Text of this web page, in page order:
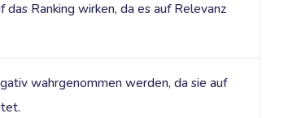
Ranking wirken, da es auf Relevanz
wahrgenommen werden, da sie auf